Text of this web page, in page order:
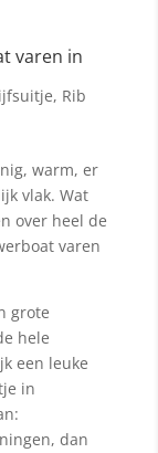
varen in
, Rib
warm, er
vlak. Wat
over heel de
varen
grote
hele
een leuke
in
dan